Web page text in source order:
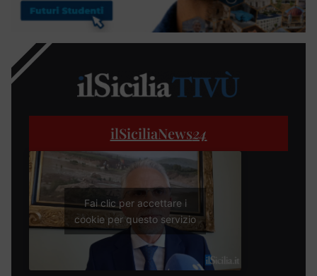
ilSiciliaNews24
Fai clic per accettare i
cookie per questo servizio